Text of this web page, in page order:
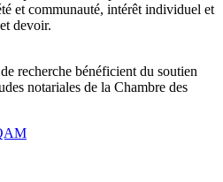
et communauté, intérêt individuel et
devoir.
recherche bénéficient du soutien
notariales de la Chambre des